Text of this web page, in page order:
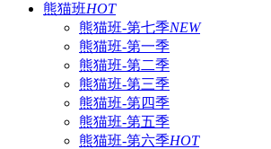
熊猫班HOT
熊猫班-第七季NEW
熊猫班-第一季
熊猫班-第二季
熊猫班-第三季
熊猫班-第四季
熊猫班-第五季
熊猫班-第六季HOT